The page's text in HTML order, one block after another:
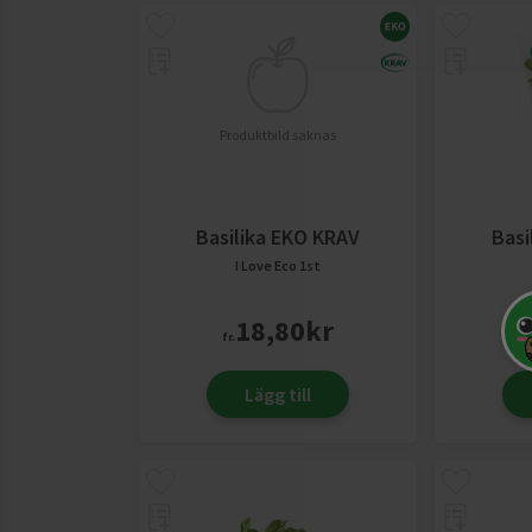
Produktbild saknas
Basilika EKO KRAV
I Love Eco 1st
fr. 18,80kr
Lägg till
fr.